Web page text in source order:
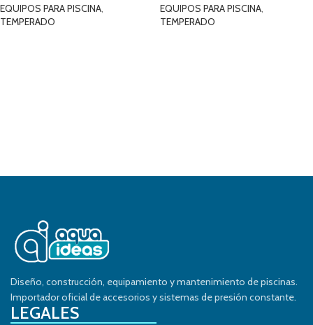
EQUIPOS PARA PISCINA
TEMPERADO
H250FDP
EQUIPOS PARA PISCINA
TEMPERADO
Diseño, construcción, equipamiento y mantenimiento de piscinas.
Importador oficial de accesorios y sistemas de presión constante.
LEGALES